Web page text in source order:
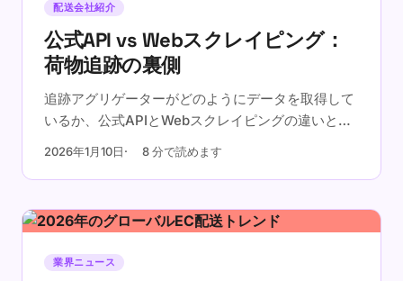
配送会社紹介
公式API vs Webスクレイピング：
荷物追跡の裏側
追跡アグリゲーターがどのようにデータを取得して
いるか、公式APIとWebスクレイピングの違いと信
頼性への影響をご紹介します。
2026年1月10日 8 分で読めます
業界ニュース